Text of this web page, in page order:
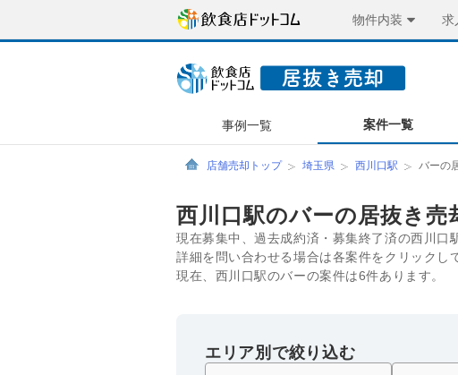
物件内装 求
事例一覧 案件一覧
店舗売却トップ 埼玉県 西川口駅 バーの
西川口駅のバーの居抜き売
現在募集中、過去成約済・募集終了済の西川口
詳細を問い合わせる場合は各案件をクリックし
現在、西川口駅のバーの案件は6件あります。
エリア別で絞り込む